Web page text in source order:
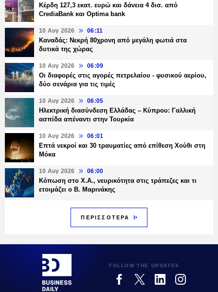
Κέρδη 127,3 εκατ. ευρώ και δάνεια 4 δισ. από
CrediaBank και Optima bank
10 Αυγ 2026 06:11
Καναδάς: Νεκρή 80χρονη από μεγάλη φωτιά στα
δυτικά της χώρας
10 Αυγ 2026 06:09
Οι διαφορές στις αγορές πετρελαίου - φυσικού αερίου,
δύο σενάρια για τις τιμές
10 Αυγ 2026 06:05
Ηλεκτρική διασύνδεση Ελλάδας – Κύπρου: Γαλλική
ασπίδα απέναντι στην Τουρκία
10 Αυγ 2026 06:01
Επτά νεκροί και 30 τραυματίες από επίθεση Χούθι στη
Μόκα
10 Αυγ 2026 06:00
Κόπωση στο Χ.Α., νευρικότητα στις τράπεζες και τι
ετοιμάζει ο Β. Μαρινάκης
ΠΕΡΙΣΣΟΤΕΡΑ
FOLLOW THE UPDATES